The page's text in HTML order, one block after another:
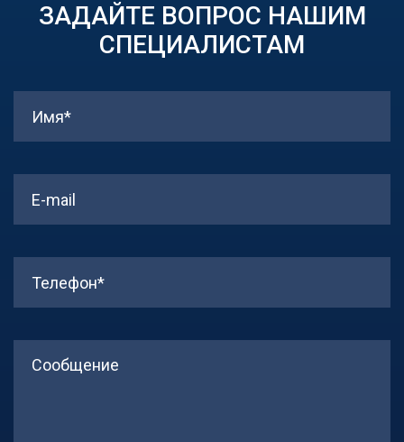
ЗАДАЙТЕ ВОПРОС НАШИМ
СПЕЦИАЛИСТАМ